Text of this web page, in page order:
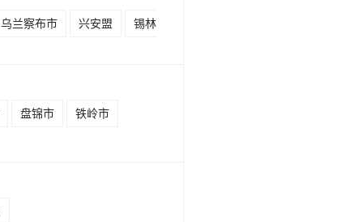
乌兰察布市 兴安盟
锡林
盘锦市
铁岭市